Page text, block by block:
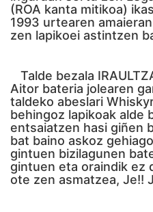
(ROA kanta mitikoa)
1993 urtearen
zen lapikoei astintzen
Talde bezala
Aitor bateria jolearen
taldeko abeslari
behingoz lapikoak alde
entsaiatzen hasi giñen
bat baino askoz
gintuen bizilagunen
gintuen eta oraindik ez
ote zen asmatzea, Je!!